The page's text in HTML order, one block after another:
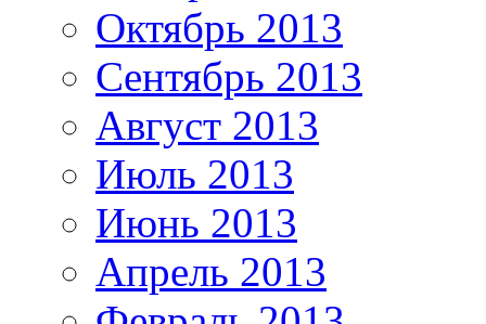
Октябрь 2013
Сентябрь 2013
Август 2013
Июль 2013
Июнь 2013
Апрель 2013